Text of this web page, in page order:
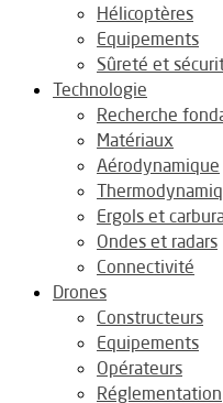
Hélicoptères
Equipements
Sûreté et
Technologie
Recherche
Matériaux
Aérodynamique
Ergols et
Ondes et radars
Connectivité
Drones
Constructeurs
Equipements
Opérateurs
Réglementation